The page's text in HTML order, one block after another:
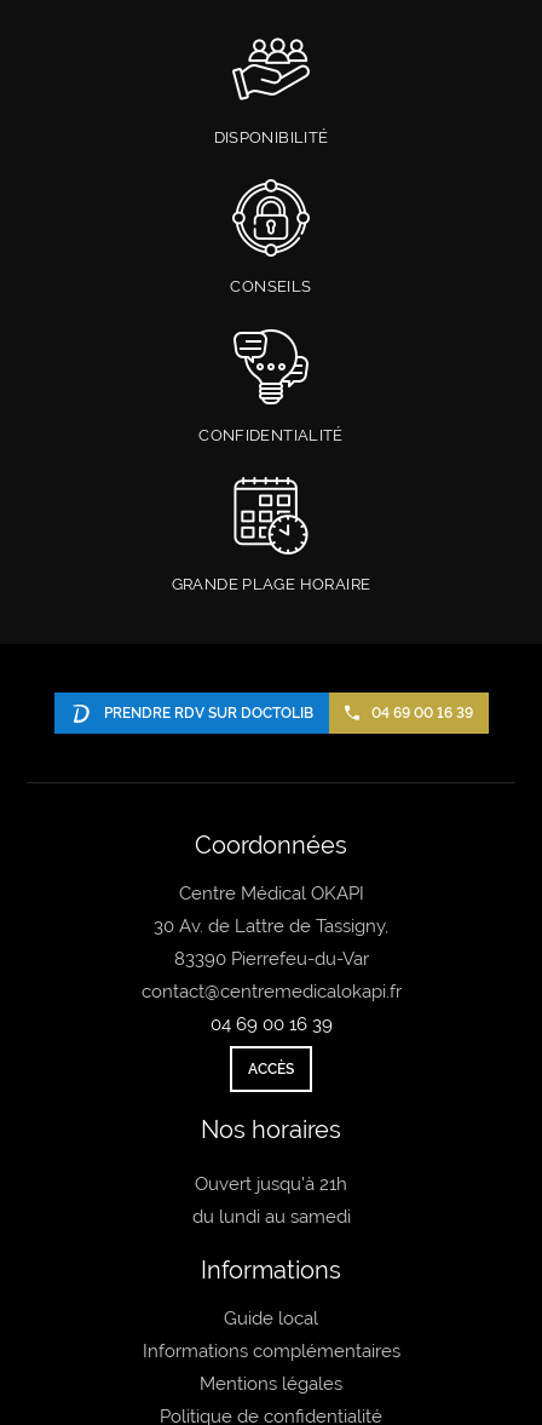
DISPONIBILITÉ
CONSEILS
CONFIDENTIALITÉ
GRANDE PLAGE HORAIRE
PRENDRE RDV SUR DOCTOLIB 04 69 00 16 39
Coordonnées
Centre Médical OKAPI
30 Av. de Lattre de Tassigny,
83390 Pierrefeu-du-Var
contact@centremedicalokapi.fr
04 69 00 16 39
ACCÈS
Nos horaires
Ouvert jusqu'à 21h
du lundi au samedi
Informations
Guide local
Informations complémentaires
Mentions légales
Politique de confidentialité